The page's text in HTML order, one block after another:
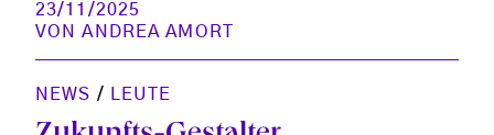
23/11/2025
VONANDREA AMORT
NEWS / LEUTE